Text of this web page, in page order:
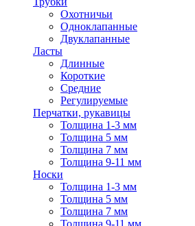
Охотничьи
Одноклапанные
Двуклапанные
Ласты
Длинные
Короткие
Средние
Регулируемые
Перчатки, рукавицы
Толщина 1-3 мм
Толщина 5 мм
Толщина 7 мм
Толщина 9-11 мм
Носки
Толщина 1-3 мм
Толщина 5 мм
Толщина 7 мм
Толщина 9-11 мм